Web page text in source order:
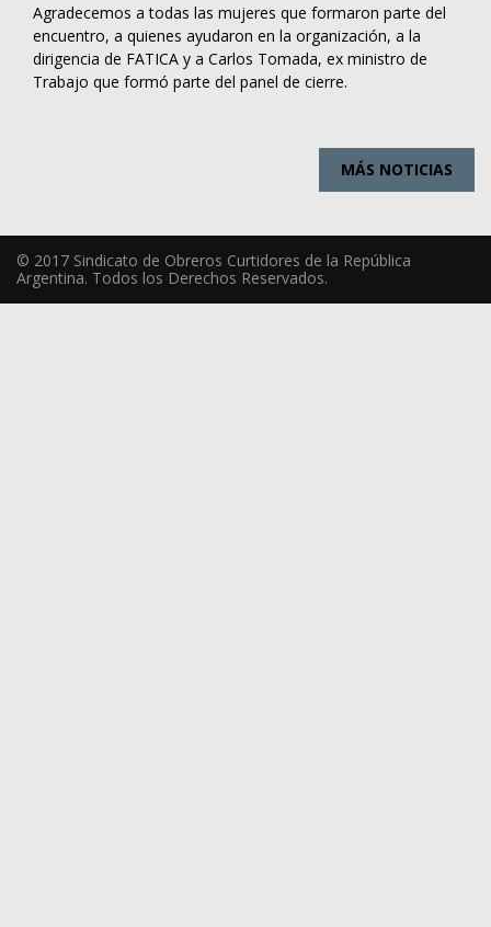
Agradecemos a todas las mujeres que formaron parte del
encuentro, a quienes ayudaron en la organización, a la
dirigencia de FATICA y a Carlos Tomada, ex ministro de
Trabajo que formó parte del panel de cierre.
MÁS NOTICIAS
© 2017 Sindicato de Obreros Curtidores de la República
Argentina. Todos los Derechos Reservados.